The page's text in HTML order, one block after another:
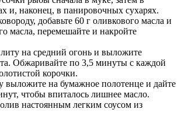
и, наконец, в панировочных сухарях.
добавьте 60 г оливкового масла и
масла, перемешайте и накройте
на средний огонь и выложите
Обжаривайте по 3,5 минуты с каждой
корочки.
выложите на бумажное полотенце и дайте
чтобы впиталось лишнее масло.
настоянным легким соусом из